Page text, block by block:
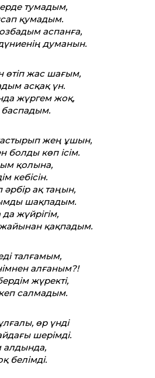
тумадым,
қумадым.
аспанға,
думанын.
өтіп жас шағым,
асқақ үн.
жүргем жоқ,
баспадым.
жең ұшын,
болды көп ісім.
қолына,
кебісін.
ақ таңын,
шақпадым.
жүйрігім,
қақпадым.
талғамым,
алғаным?!
жүректі,
салмадым.
өр үнді
шерімді.
алдында,
белімді.